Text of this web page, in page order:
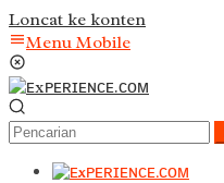
Loncat ke konten
Menu Mobile